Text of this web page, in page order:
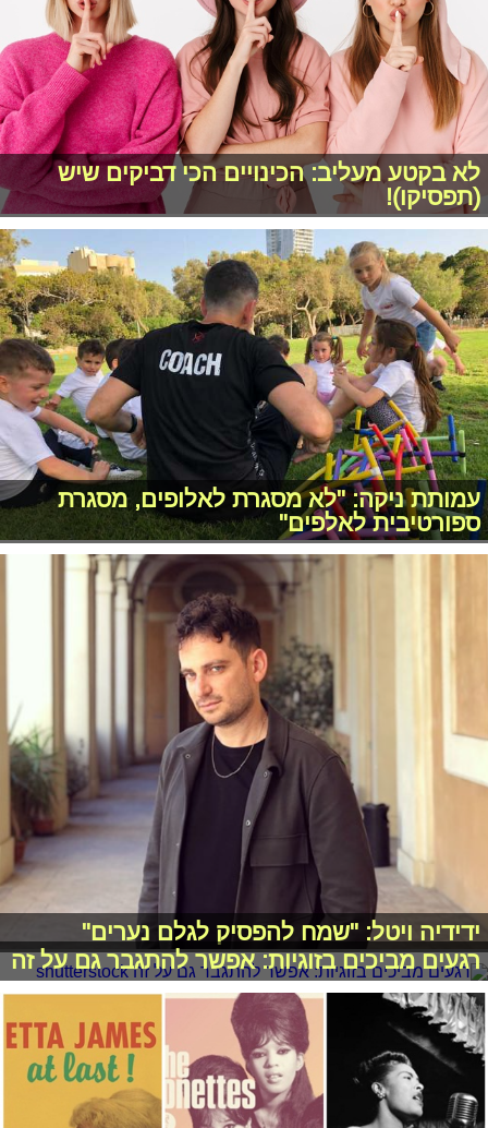
לא בקטע מעליב: הכינויים הכי דביקים שיש
(תפסיקו)!
עמותת ניקה: "לא מסגרת לאלופים, מסגרת
ספורטיבית לאלפים"
ידידיה ויטל: "שמח להפסיק לגלם נערים"
רגעים מביכים בזוגיות: אפשר להתגבר גם על זה